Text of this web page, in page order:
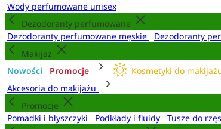
Wody perfumowane unisex
Dezodoranty perfumowane
Dezodoranty perfumowane męskie
Dezodoranty
Makijaż
Nowości
Promocje Kosmetyki do
Akcesoria do makijażu
Promocje
Pomadki i błyszczyki
Podkłady i fluidy Tusze do